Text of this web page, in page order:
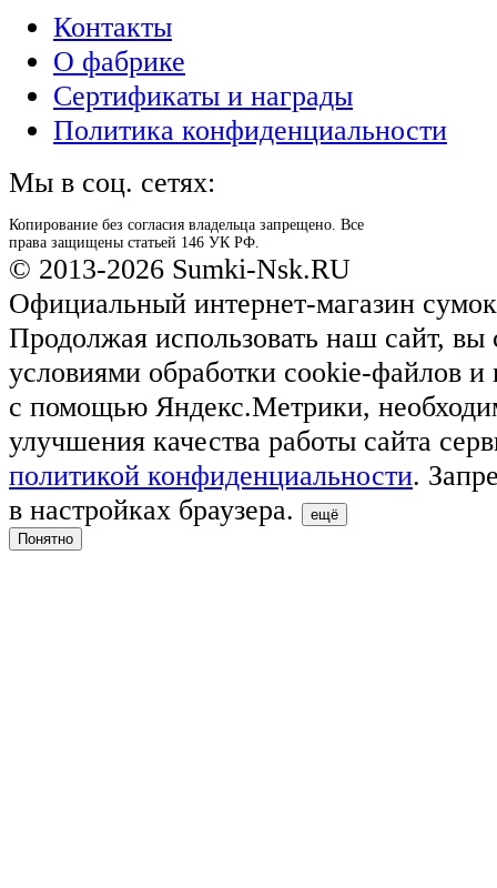
Контакты
О фабрике
Сертификаты и награды
Политика конфиденциальности
Мы в соц. сетях:
Копирование без согласия владельца запрещено. Все
права защищены статьей 146 УК РФ.
© 2013-2026 Sumki-Nsk.RU
Официальный интернет-магазин
Продолжая использовать наш сайт, вы
условиями обработки cookie-файлов и
с помощью Яндекс.Метрики,
улучшения качества работы сайта
политикой конфиденциальности.
в настройках браузера.
ещё
Понятно